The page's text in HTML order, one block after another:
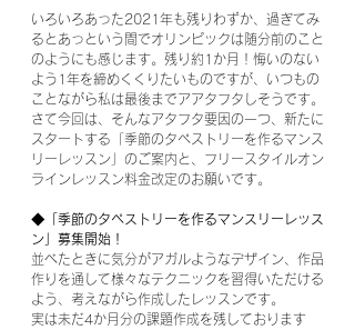
いろいろあった2021年も残りわずか、過ぎてみ
るとあっという間でオリンピックは随分前のこと
のようにも感じます。残り約1か月！悔いのない
よう1年を締めくくりたいものですが、いつもの
ことながら私は最後までアアタフタしそうです。
さて今回は、そんなアタフタ要因の一つ、新たに
スタートする「季節のタペストリーを作るマンス
リーレッスン」のご案内と、フリースタイルオン
ラインレッスン料金改定のお願いです。
◆「季節のタペストリーを作るマンスリーレッス
ン」募集開始！
並べたときに気分がアガルようなデザイン、作品
作りを通して様々なテクニックを習得いただける
よう、考えながら作成したレッスンです。
実は未だ4か月分の課題作成を残しております